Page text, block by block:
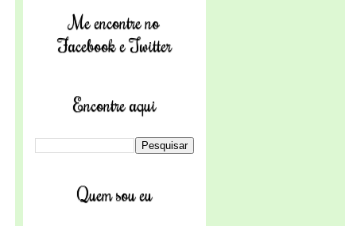
Me encontre no
Facebook e Twitter
Encontre aqui
Quem sou eu